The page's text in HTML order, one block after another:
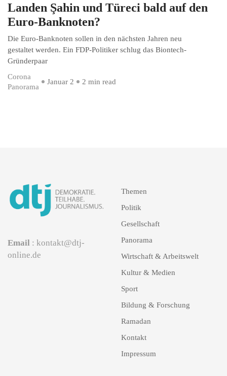
Landen Şahin und Türeci bald auf den
Euro-Banknoten?
Die Euro-Banknoten sollen in den nächsten Jahren neu
gestaltet werden. Ein FDP-Politiker schlug das Biontech-
Gründerpaar
Corona
Panorama
Januar 2 2 min read
Email : kontakt@dtj-
online.de
Themen
Politik
Gesellschaft
Panorama
Wirtschaft & Arbeitswelt
Kultur & Medien
Sport
Bildung & Forschung
Ramadan
Kontakt
Impressum